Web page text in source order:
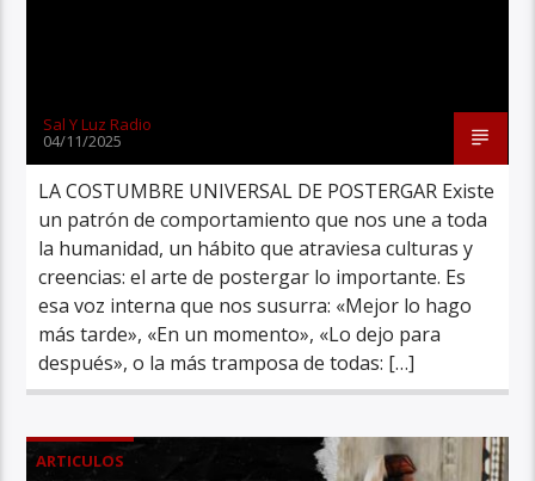
Sal Y Luz Radio
04/11/2025
LA COSTUMBRE UNIVERSAL DE POSTERGAR Existe
un patrón de comportamiento que nos une a toda
la humanidad, un hábito que atraviesa culturas y
creencias: el arte de postergar lo importante. Es
esa voz interna que nos susurra: «Mejor lo hago
más tarde», «En un momento», «Lo dejo para
después», o la más tramposa de todas: […]
ARTICULOS